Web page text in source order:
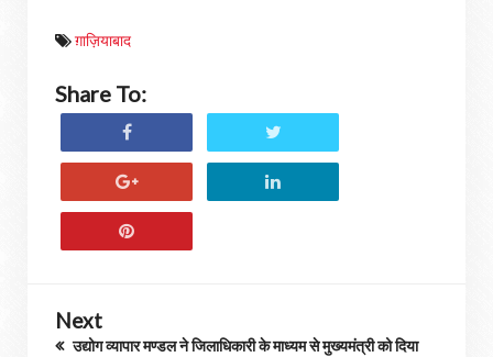
ग़ाज़ियाबाद
Share To:
Next
उद्योग व्यापार मण्डल ने जिलाधिकारी के माध्यम से मुख्यमंत्री को दिया